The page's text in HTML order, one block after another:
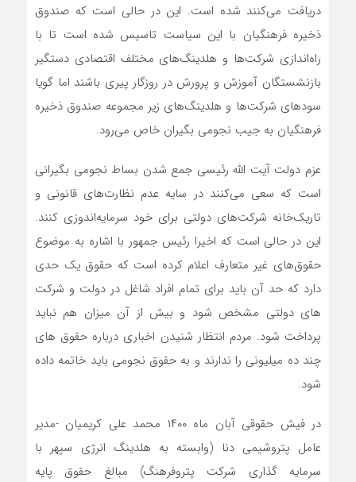
دریافت می‌کنند شده است. این در حالی است که صندوق
ذخیره فرهنگیان با این سیاست تاسیس شده است تا با
راه‌اندازی شرکت‌ها و هلدینگ‌های مختلف اقتصادی دستگیر
بازنشستگان آموزش و پرورش در روزگار پیری باشند اما گویا
سودهای شرکت‌ها و هلدینگ‌های زیر مجموعه صندوق ذخیره
فرهنگیان به جیب نجومی بگیران خاص می‌رود.
عزم دولت آیت الله رئیسی جمع شدن بساط نجومی بگیرانی
است که سعی می‌کنند در سایه عدم نظارت‌های قانونی و
تاریک‌خانه شرکت‌های دولتی برای خود سرمایه‌اندوزی کنند.
این در حالی است که اخیرا رئیس جمهور با اشاره به موضوع
حقوق‌های غیر متعارف اعلام کرده است که حقوق یک حدی
دارد که حد آن باید برای تمام افراد شاغل در دولت و شرکت
های دولتی مشخص شود و بیش از آن میزان هم نباید
پرداخت شود. مردم انتظار شنیدن اخباری درباره حقوق های
چند ده میلیونی را ندارند و به حقوق نجومی باید خاتمه داده
شود.
در فیش حقوقی آبان ماه ۱۴۰۰ محمد علی کریمیان -مدیر
عامل پتروشیمی دنا (وابسته به هلدینگ انرژی سپهر با
سرمایه گذاری شرکت پتروفرهنگ) مبالغ حقوق پایه